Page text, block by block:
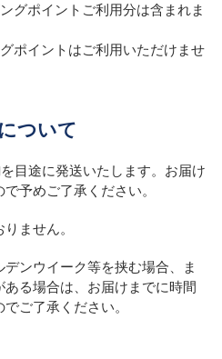
グポイントご利用分は含まれま
ポイントはご利用いただけませ
ついて
を目途に発送いたします。お届け
予めご了承ください。
ません。
ンウイーク等を挟む場合、ま
る場合は、お届けまでに時間
ご了承ください。